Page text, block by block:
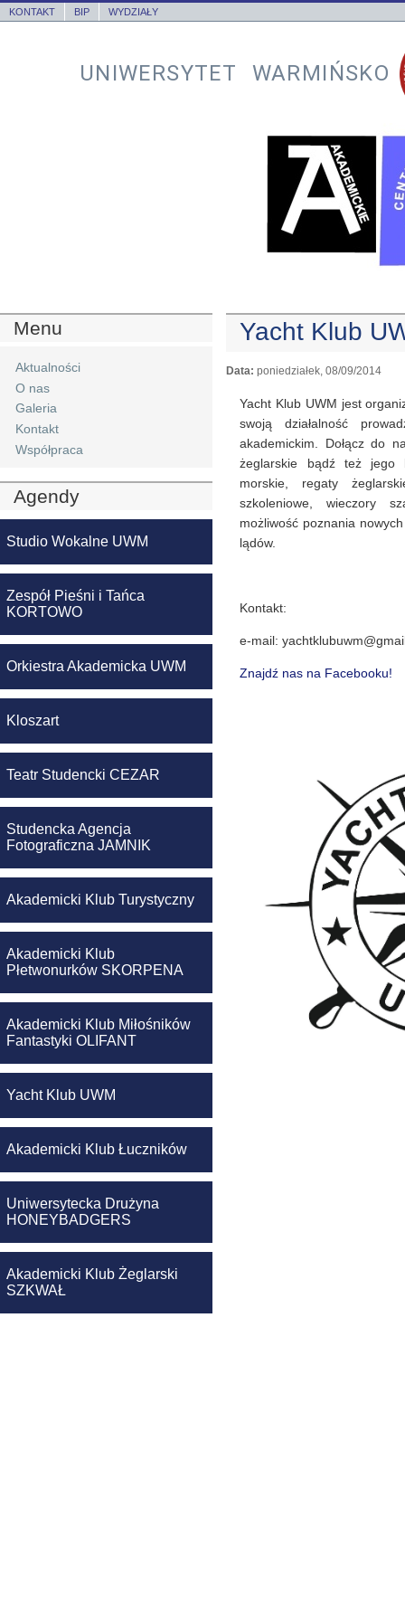
KONTAKT BIP WYDZIAŁY
UNIWERSYTET WARMIŃSKO
Menu
Aktualności
O nas
Galeria
Kontakt
Współpraca
Agendy
Studio Wokalne UWM
Zespół Pieśni i Tańca
KORTOWO
Orkiestra Akademicka UWM
Kloszart
Teatr Studencki CEZAR
Studencka Agencja
Fotograficzna JAMNIK
Akademicki Klub Turystyczny
Akademicki Klub
Płetwonurków SKORPENA
Akademicki Klub Miłośników
Fantastyki OLIFANT
Yacht Klub UWM
Akademicki Klub Łuczników
Uniwersytecka Drużyna
HONEYBADGERS
Akademicki Klub Żeglarski
SZKWAŁ
Yacht Klub
Data:poniedziałek, 08/09/2014
Yacht Klub UWM jest
swoją działalność
akademickim. Dołącz do
żeglarskie bądź też jego
morskie, regaty
szkoleniowe, wieczory
możliwość poznania
lądów.
Kontakt:
e-mail:
Znajdź nas na Facebooku!